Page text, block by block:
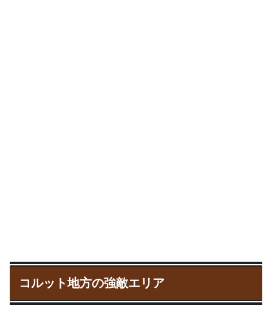
コルット地方の強敵エリア